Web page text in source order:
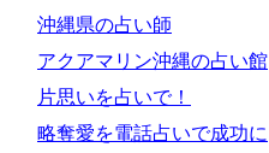
沖縄県の占い師
アクアマリン沖縄の占い館
片思いを占いで！
略奪愛を電話占いで成功に